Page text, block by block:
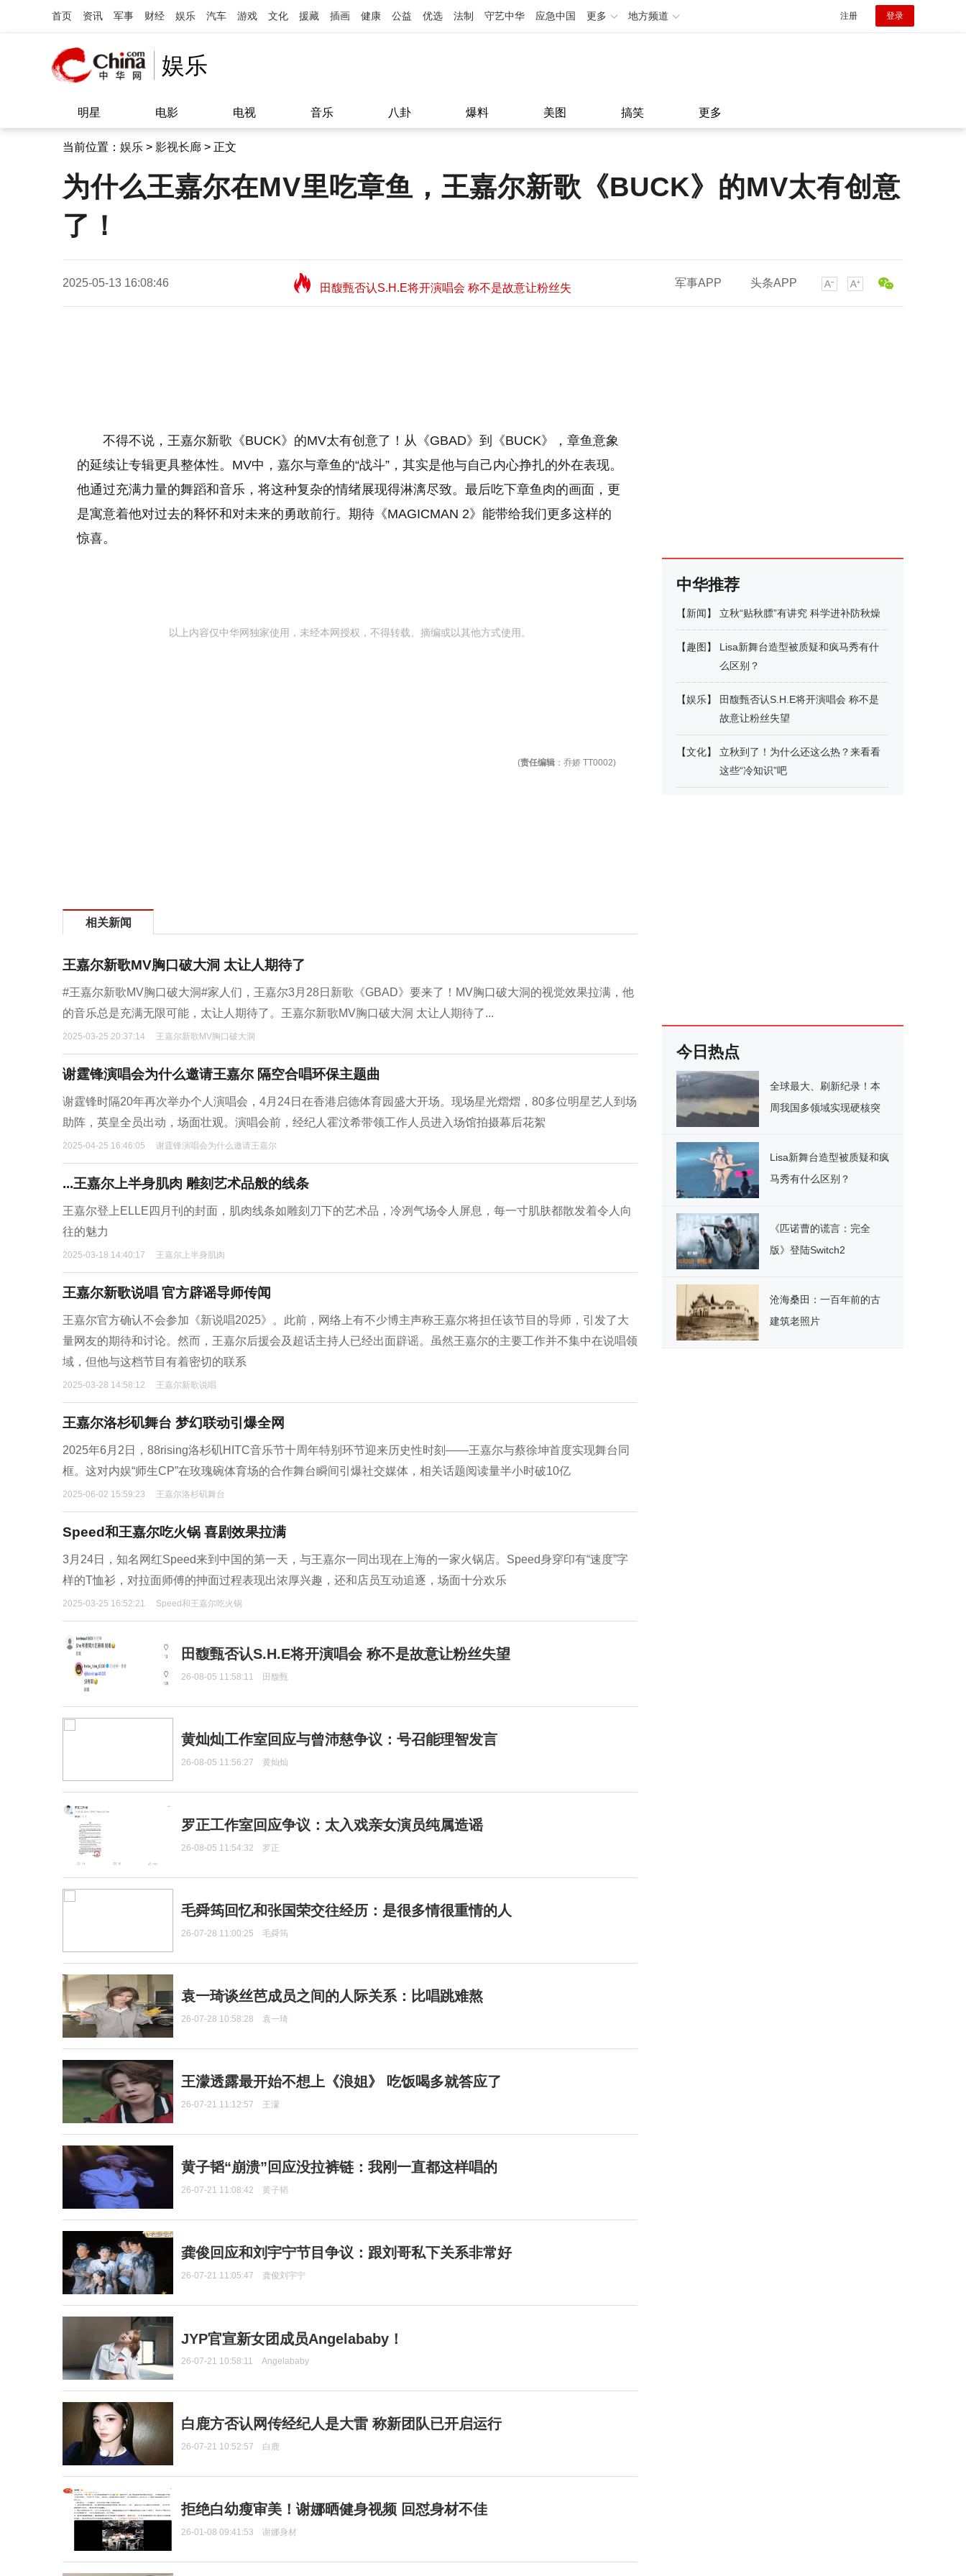
首页 资讯 军事 财经 娱乐 汽车 游戏 文化 援藏 插画 健康 公益 优选 法制 守艺中华 应急中国 更多 地方频道 注册 登录
娱乐
明星 电影 电视 音乐 八卦 爆料 美图 搞笑 更多
当前位置： 娱乐 > 影视长廊 > 正文
为什么王嘉尔在MV里吃章鱼，王嘉尔新歌《BUCK》的MV太有创意
了！
2025-05-13 16:08:46
田馥甄否认S.H.E将开演唱会 称不是故意让粉丝失
望11:08
田馥甄否认S.H.E将开演唱会 称不是故意让粉丝失
军事APP 头条APP
不得不说，王嘉尔新歌《BUCK》的MV太有创意了！从《GBAD》到《BUCK》，章鱼意象
的延续让专辑更具整体性。MV中，嘉尔与章鱼的“战斗”，其实是他与自己内心挣扎的外在表现。
他通过充满力量的舞蹈和音乐，将这种复杂的情绪展现得淋漓尽致。最后吃下章鱼肉的画面，更
是寓意着他对过去的释怀和对未来的勇敢前行。期待《MAGICMAN 2》能带给我们更多这样的
惊喜。
以上内容仅中华网独家使用，未经本网授权，不得转载、摘编或以其他方式使用。
(责任编辑 ：乔娇 TT0002)
相关新闻
王嘉尔新歌MV胸口破大洞 太让人期待了
#王嘉尔新歌MV胸口破大洞#家人们，王嘉尔3月28日新歌《GBAD》要来了！MV胸口破大洞的视觉效果拉满，他
的音乐总是充满无限可能，太让人期待了。王嘉尔新歌MV胸口破大洞 太让人期待了...
2025-03-25 20:37:14 王嘉尔新歌MV胸口破大洞
谢霆锋演唱会为什么邀请王嘉尔 隔空合唱环保主题曲
谢霆锋时隔20年再次举办个人演唱会，4月24日在香港启德体育园盛大开场。现场星光熠熠，80多位明星艺人到场
助阵，英皇全员出动，场面壮观。演唱会前，经纪人霍汶希带领工作人员进入场馆拍摄幕后花絮
2025-04-25 16:46:05 谢霆锋演唱会为什么邀请王嘉尔
...王嘉尔上半身肌肉 雕刻艺术品般的线条
王嘉尔登上ELLE四月刊的封面，肌肉线条如雕刻刀下的艺术品，冷冽气场令人屏息，每一寸肌肤都散发着令人向
往的魅力
2025-03-18 14:40:17 王嘉尔上半身肌肉
王嘉尔新歌说唱 官方辟谣导师传闻
王嘉尔官方确认不会参加《新说唱2025》。此前，网络上有不少博主声称王嘉尔将担任该节目的导师，引发了大
量网友的期待和讨论。然而，王嘉尔后援会及超话主持人已经出面辟谣。虽然王嘉尔的主要工作并不集中在说唱领
域，但他与这档节目有着密切的联系
2025-03-28 14:58:12 王嘉尔新歌说唱
王嘉尔洛杉矶舞台 梦幻联动引爆全网
2025年6月2日，88rising洛杉矶HITC音乐节十周年特别环节迎来历史性时刻——王嘉尔与蔡徐坤首度实现舞台同
框。这对内娱“师生CP”在玫瑰碗体育场的合作舞台瞬间引爆社交媒体，相关话题阅读量半小时破10亿
2025-06-02 15:59:23 王嘉尔洛杉矶舞台
Speed和王嘉尔吃火锅 喜剧效果拉满
3月24日，知名网红Speed来到中国的第一天，与王嘉尔一同出现在上海的一家火锅店。Speed身穿印有“速度”字
样的T恤衫，对拉面师傅的抻面过程表现出浓厚兴趣，还和店员互动追逐，场面十分欢乐
2025-03-25 16:52:21 Speed和王嘉尔吃火锅
田馥甄否认S.H.E将开演唱会 称不是故意让粉丝失望
26-08-05 11:58:11 田馥甄
黄灿灿工作室回应与曾沛慈争议：号召能理智发言
26-08-05 11:56:27 黄灿灿
罗正工作室回应争议：太入戏亲女演员纯属造谣
26-08-05 11:54:32 罗正
毛舜筠回忆和张国荣交往经历：是很多情很重情的人
26-07-28 11:00:25 毛舜筠
袁一琦谈丝芭成员之间的人际关系：比唱跳难熬
26-07-28 10:58:28 袁一琦
王濛透露最开始不想上《浪姐》 吃饭喝多就答应了
26-07-21 11:12:57 王濛
黄子韬“崩溃”回应没拉裤链：我刚一直都这样唱的
26-07-21 11:08:42 黄子韬
龚俊回应和刘宇宁节目争议：跟刘哥私下关系非常好
26-07-21 11:05:47 龚俊刘宇宁
JYP官宣新女团成员Angelababy！
26-07-21 10:58:11 Angelababy
白鹿方否认网传经纪人是大雷 称新团队已开启运行
26-07-21 10:52:57 白鹿
拒绝白幼瘦审美！谢娜晒健身视频 回怼身材不佳
26-01-08 09:41:53 谢娜身材
中华推荐
【新闻】 立秋“贴秋膘”有讲究 科学进补防秋燥
【趣图 】
Lisa新舞台造型被质疑和疯马秀有什
么区别？
【娱乐】
田馥甄否认S.H.E将开演唱会 称不是
故意让粉丝失望
【文化】
立秋到了！为什么还这么热？来看看
这些“冷知识”吧
今日热点
全球最大、刷新纪录！本
周我国多领域实现硬核突
Lisa新舞台造型被质疑和疯
马秀有什么区别？
《匹诺曹的谎言：完全
版》登陆Switch2
沧海桑田：一百年前的古
建筑老照片